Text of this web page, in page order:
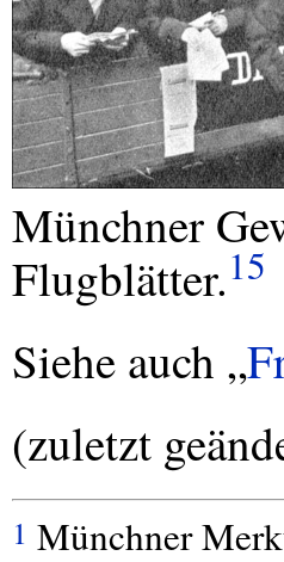
Münchner
Flugblätter.15
Siehe auch „
(zuletzt
1 Münchner